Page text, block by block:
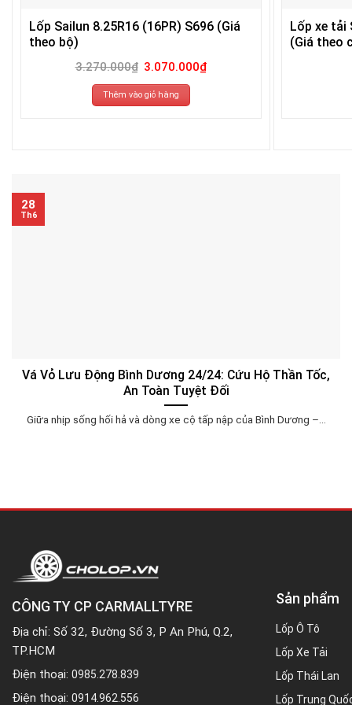
Lốp Sailun 8.25R16 (16PR) S696 (Giá
theo bộ)
3.270.000₫ Giá
gốc
là:
3.270.000₫.
3.070.000₫Giá
Thêm vào giỏ hàng
Lốp xe tải
(Giá theo
Vá Vỏ Lưu Động Bình Dương 24/24: Cứu Hộ Thần Tốc,
An Toàn Tuyệt Đối
Giữa nhịp sống hối hả và dòng xe cộ tấp nập của Bình Dương –...
28
Th6
CÔNG TY CP CARMALLTYRE
Địa chỉ: Số 32, Đường Số 3, P An Phú, Q.2,
TP.HCM
Điện thoại: 0985.278.839
Điện thoại: 0914.962.556
Sản phẩm
Lốp Ô Tô
Lốp Xe Tải
Lốp Thái Lan
Lốp Trung